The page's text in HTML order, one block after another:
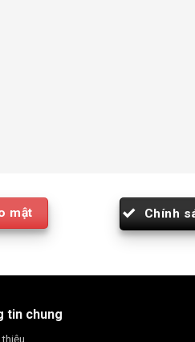
mật Chính
tin chung